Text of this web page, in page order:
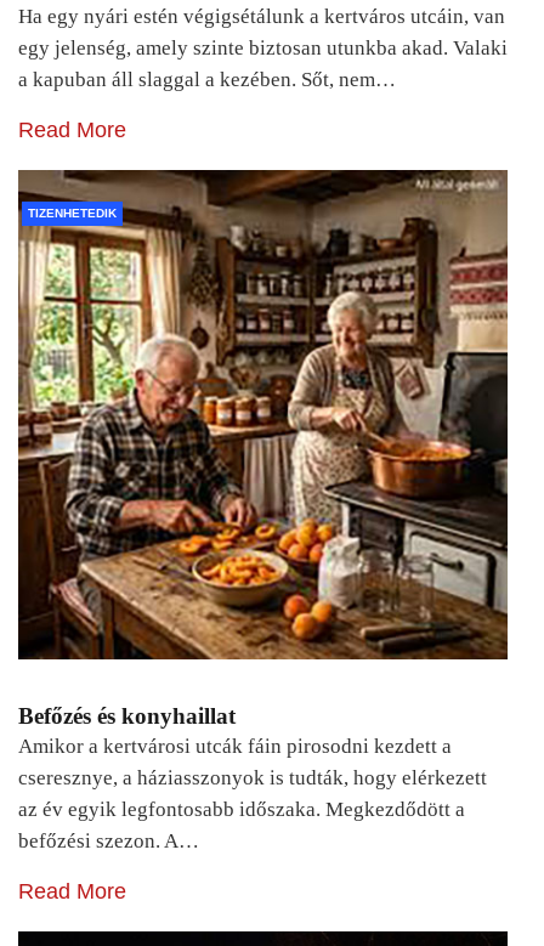
Ha egy nyári estén végigsétálunk a kertváros utcáin, van
egy jelenség, amely szinte biztosan utunkba akad. Valaki
a kapuban áll slaggal a kezében. Sőt, nem…
Read More
TIZENHETEDIK
Befőzés és konyhaillat
Amikor a kertvárosi utcák fáin pirosodni kezdett a
cseresznye, a háziasszonyok is tudták, hogy elérkezett
az év egyik legfontosabb időszaka. Megkezdődött a
befőzési szezon. A…
Read More